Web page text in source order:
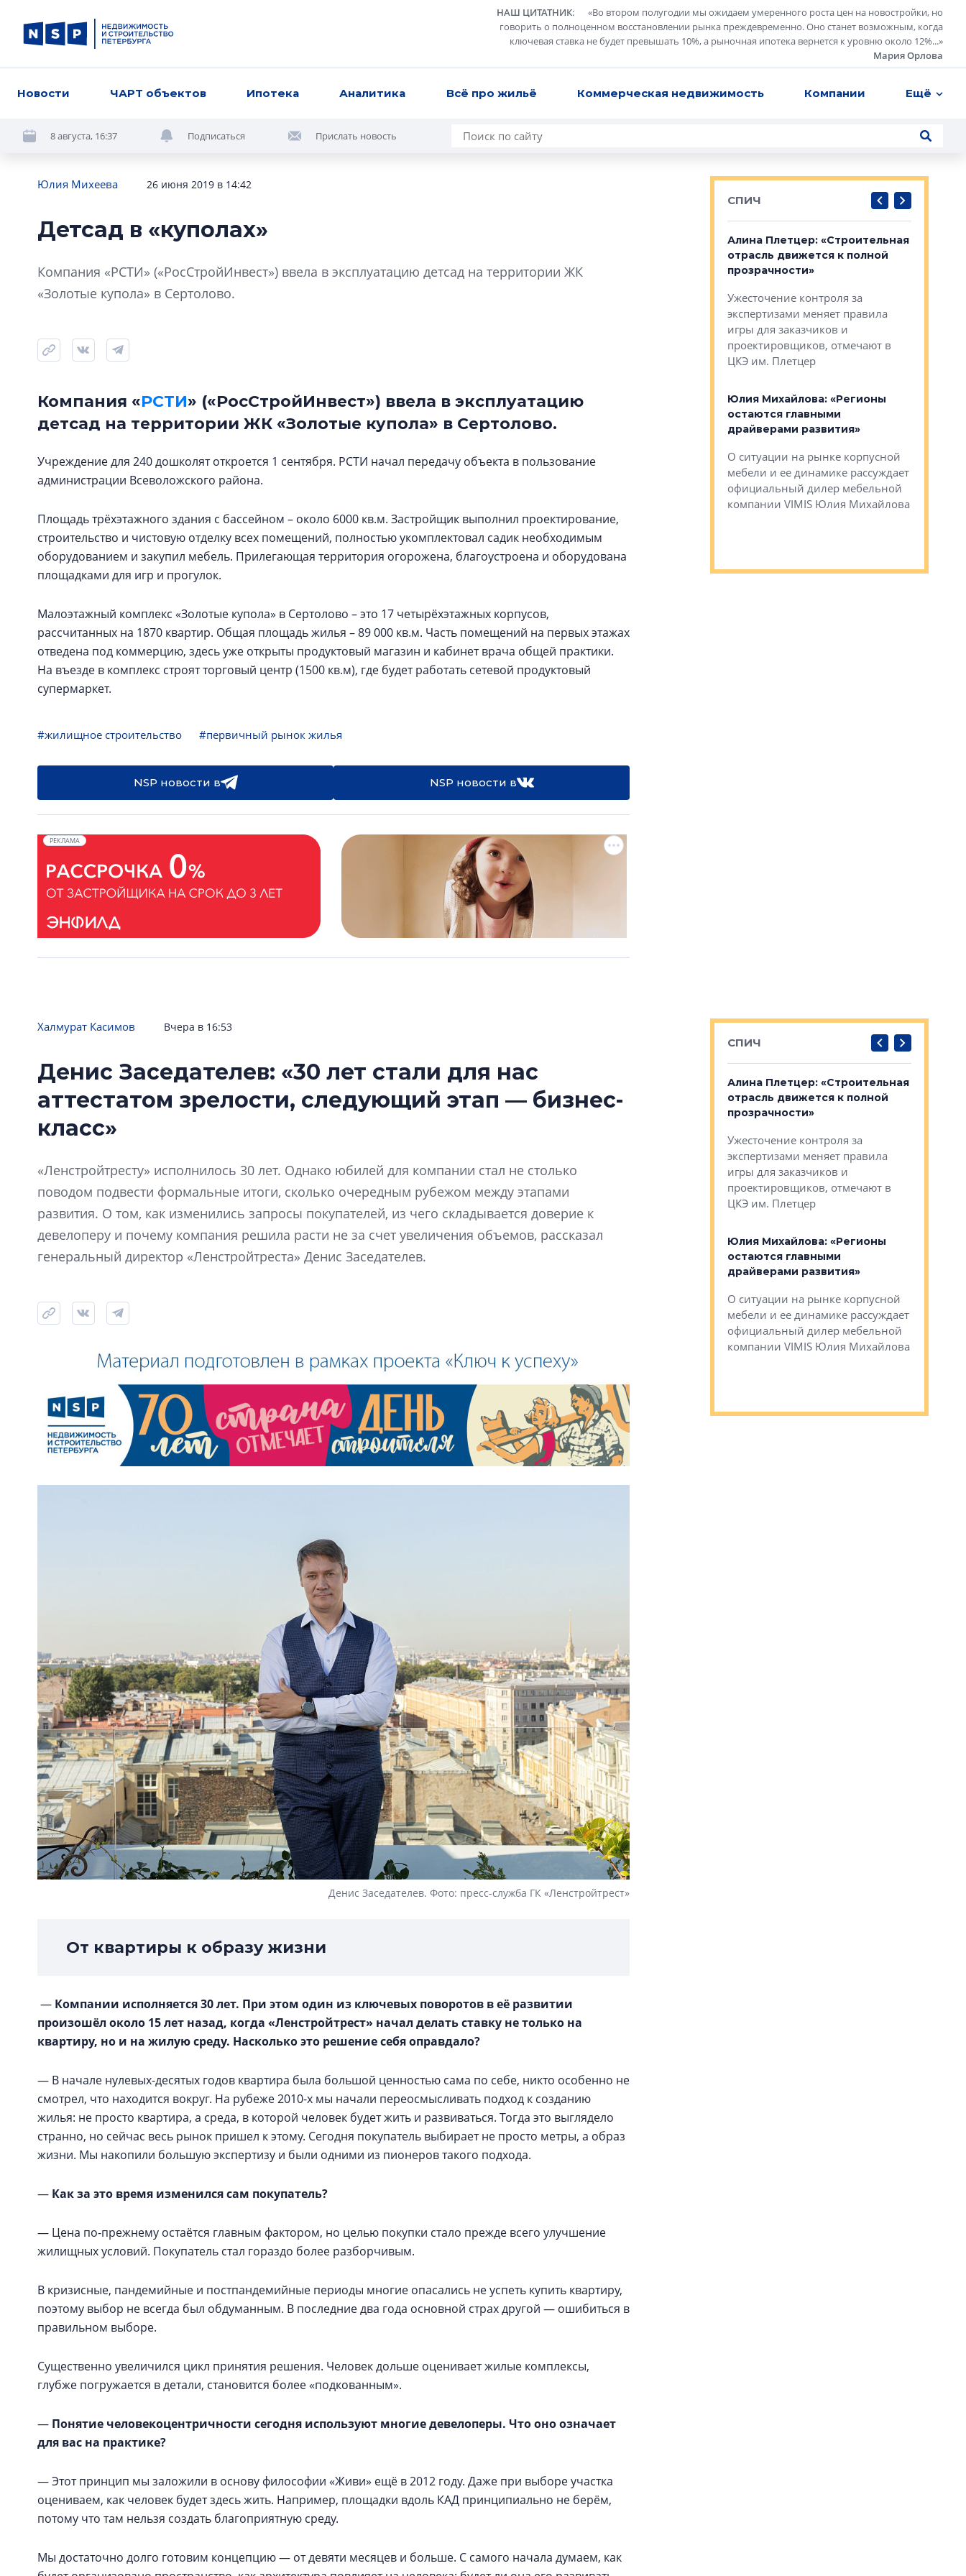
НАШ ЦИТАТНИК: «Во втором полугодии мы ожидаем умеренного роста цен на новостройки, но
говорить о полноценном восстановлении рынка преждевременно. Оно станет возможным, когда
ключевая ставка не будет превышать 10%, а рыночная ипотека вернется к уровню около 12%...»
Мария Орлова
Новости ЧАРТ объектов Ипотека Аналитика Всё про жильё Коммерческая недвижимость Компании Ещё
8 августа, 16:37 Подписаться Прислать новость
Юлия Михеева 26 июня 2019 в 14:42
Детсад в «куполах»
Компания «РСТИ» («РосСтройИнвест») ввела в эксплуатацию детсад на территории ЖК
«Золотые купола» в Сертолово.
Компания «РСТИ» («РосСтройИнвест») ввела в эксплуатацию
детсад на территории ЖК «Золотые купола» в Сертолово.
Учреждение для 240 дошколят откроется 1 сентября. РСТИ начал передачу объекта в пользование
администрации Всеволожского района.
Площадь трёхэтажного здания с бассейном – около 6000 кв.м. Застройщик выполнил проектирование,
строительство и чистовую отделку всех помещений, полностью укомплектовал садик необходимым
оборудованием и закупил мебель. Прилегающая территория огорожена, благоустроена и оборудована
площадками для игр и прогулок.
Малоэтажный комплекс «Золотые купола» в Сертолово – это 17 четырёхэтажных корпусов,
рассчитанных на 1870 квартир. Общая площадь жилья – 89 000 кв.м. Часть помещений на первых этажах
отведена под коммерцию, здесь уже открыты продуктовый магазин и кабинет врача общей практики.
На въезде в комплекс строят торговый центр (1500 кв.м), где будет работать сетевой продуктовый
супермаркет.
#жилищное строительство #первичный рынок жилья
NSP новости в NSP новости в
РЕКЛАМА
СПИЧ
даже электромобиль»
рынок апарт-отелей»
Конкуренцию выиграют те
приблизятся к гостиничному
Алина Плетцер: «Строительная
отрасль движется к полной
прозрачности»
Ужесточение контроля за
экспертизами меняет правила
игры для заказчиков и
проектировщиков, отмечают в
ЦКЭ им. Плетцер
Юлия Михайлова: «Регионы
остаются главными
драйверами развития»
О ситуации на рынке корпусной
мебели и ее динамике рассуждает
официальный дилер мебельной
компании VIMIS Юлия Михайлова
Халмурат Касимов Вчера в 16:53
Денис Заседателев: «30 лет стали для нас
аттестатом зрелости, следующий этап — бизнес-
класс»
«Ленстройтресту» исполнилось 30 лет. Однако юбилей для компании стал не столько
поводом подвести формальные итоги, сколько очередным рубежом между этапами
развития. О том, как изменились запросы покупателей, из чего складывается доверие к
девелоперу и почему компания решила расти не за счет увеличения объемов, рассказал
генеральный директор «Ленстройтреста» Денис Заседателев.
Денис Заседателев. Фото: пресс-служба ГК «Ленстройтрест»
От квартиры к образу жизни
— Компании исполняется 30 лет. При этом один из ключевых поворотов в её развитии
произошёл около 15 лет назад, когда «Ленстройтрест» начал делать ставку не только на
квартиру, но и на жилую среду. Насколько это решение себя оправдало?
— В начале нулевых-десятых годов квартира была большой ценностью сама по себе, никто особенно не
смотрел, что находится вокруг. На рубеже 2010-х мы начали переосмысливать подход к созданию
жилья: не просто квартира, а среда, в которой человек будет жить и развиваться. Тогда это выглядело
странно, но сейчас весь рынок пришел к этому. Сегодня покупатель выбирает не просто метры, а образ
жизни. Мы накопили большую экспертизу и были одними из пионеров такого подхода.
— Как за это время изменился сам покупатель?
— Цена по-прежнему остаётся главным фактором, но целью покупки стало прежде всего улучшение
жилищных условий. Покупатель стал гораздо более разборчивым.
В кризисные, пандемийные и постпандемийные периоды многие опасались не успеть купить квартиру,
поэтому выбор не всегда был обдуманным. В последние два года основной страх другой — ошибиться в
правильном выборе.
Существенно увеличился цикл принятия решения. Человек дольше оценивает жилые комплексы,
глубже погружается в детали, становится более «подкованным».
— Понятие человекоцентричности сегодня используют многие девелоперы. Что оно означает
для вас на практике?
— Этот принцип мы заложили в основу философии «Живи» ещё в 2012 году. Даже при выборе участка
оцениваем, как человек будет здесь жить. Например, площадки вдоль КАД принципиально не берём,
потому что там нельзя создать благоприятную среду.
Мы достаточно долго готовим концепцию — от девяти месяцев и больше. С самого начала думаем, как
СПИЧ
перемен в ЖК может быть
электромобиль
Карина Шальнова: «Будущее за
«гибридом» — как меняется
рынок апарт-отелей»
Алина Плетцер: «Строительная
отрасль движется к полной
прозрачности»
Ужесточение контроля за
экспертизами меняет правила
игры для заказчиков и
проектировщиков, отмечают в
ЦКЭ им. Плетцер
Юлия Михайлова: «Регионы
остаются главными
драйверами развития»
О ситуации на рынке корпусной
мебели и ее динамике рассуждает
официальный дилер мебельной
компании VIMIS Юлия Михайлова